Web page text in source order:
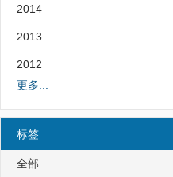
2014
2013
2012
更多...
标签
全部